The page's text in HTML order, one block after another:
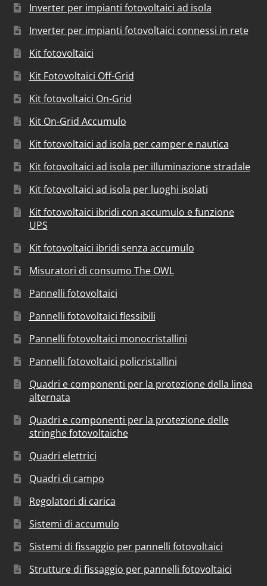
Inverter per impianti fotovoltaici ad isola
Inverter per impianti fotovoltaici connessi in rete
Kit fotovoltaici
Kit Fotovoltaici Off-Grid
Kit fotovoltaici On-Grid
Kit On-Grid Accumulo
Kit fotovoltaici ad isola per camper e nautica
Kit fotovoltaici ad isola per illuminazione stradale
Kit fotovoltaici ad isola per luoghi isolati
Kit fotovoltaici ibridi con accumulo e funzione
UPS
Kit fotovoltaici ibridi senza accumulo
Misuratori di consumo The OWL
Pannelli fotovoltaici
Pannelli fotovoltaici flessibili
Pannelli fotovoltaici monocristallini
Pannelli fotovoltaici policristallini
Quadri e componenti per la protezione della linea
alternata
Quadri e componenti per la protezione delle
stringhe fotovoltaiche
Quadri elettrici
Quadri di campo
Regolatori di carica
Sistemi di accumulo
Sistemi di fissaggio per pannelli fotovoltaici
Strutture di fissaggio per pannelli fotovoltaici